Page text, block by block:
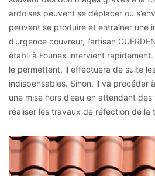
ardoises peuvent se déplacer ou
peuvent se produire et entraîner une
d’urgence couvreur, l’artisan
établi à Founex intervient
le permettent, il effectuera de suite
indispensables. Sinon, il va procéder
une mise hors d’eau en attendant
réaliser les travaux de réfection de la